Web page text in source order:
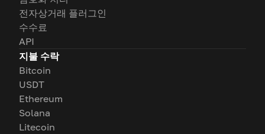
전자상거래 플러그인
수수료
API
지불 수락
Bitcoin
USDT
Ethereum
Solana
Litecoin